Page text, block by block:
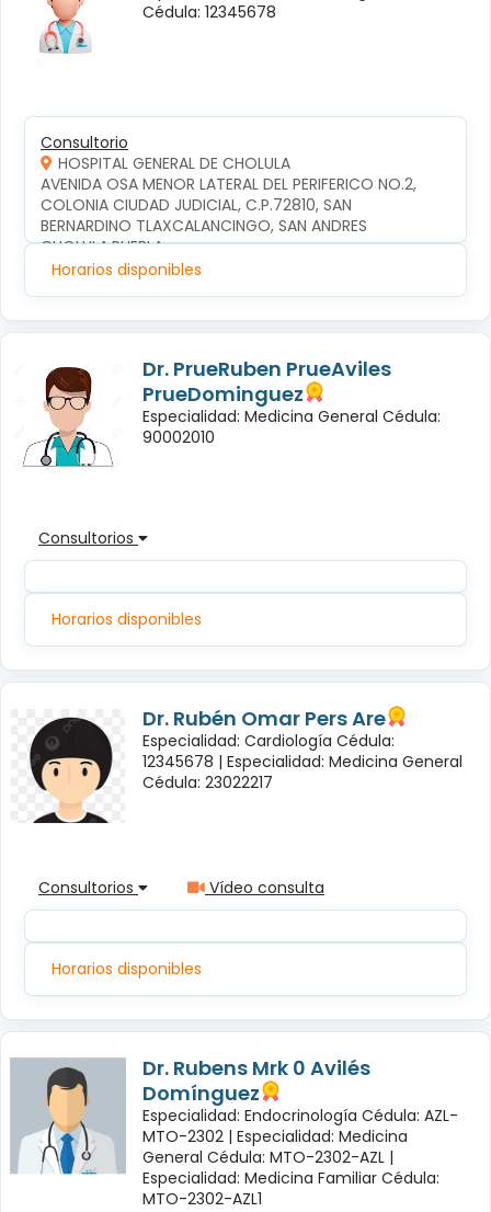
Cédula: 12345678
Consultorio
HOSPITAL GENERAL DE CHOLULA
AVENIDA OSA MENOR LATERAL DEL PERIFERICO NO.2,
COLONIA CIUDAD JUDICIAL, C.P.72810, SAN
BERNARDINO TLAXCALANCINGO, SAN ANDRES
CHOLULA,PUEBLA
Horarios disponibles
Dr. PrueRuben PrueAviles
PrueDominguez
Especialidad: Medicina General Cédula:
90002010
Consultorios
Horarios disponibles
Dr. Rubén Omar Pers Are
Especialidad: Cardiología Cédula:
12345678 | Especialidad: Medicina General
Cédula: 23022217
Consultorios Vídeo consulta
Horarios disponibles
Dr. Rubens Mrk 0 Avilés
Domínguez
Especialidad: Endocrinología Cédula: AZL-
MTO-2302 | Especialidad: Medicina
General Cédula: MTO-2302-AZL |
Especialidad: Medicina Familiar Cédula:
MTO-2302-AZL1